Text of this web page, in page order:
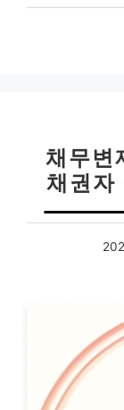
채무변
채권자